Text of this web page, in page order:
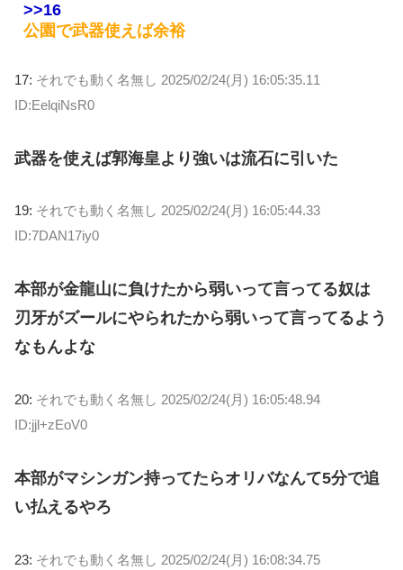
>>16
公園で武器使えば余裕
17: それでも動く名無し 2025/02/24(月) 16:05:35.11
ID:EelqiNsR0
武器を使えば郭海皇より強いは流石に引いた
19: それでも動く名無し 2025/02/24(月) 16:05:44.33
ID:7DAN17iy0
本部が金龍山に負けたから弱いって言ってる奴は
刃牙がズールにやられたから弱いって言ってるよう
なもんよな
20: それでも動く名無し 2025/02/24(月) 16:05:48.94
ID:jjl+zEoV0
本部がマシンガン持ってたらオリバなんて5分で追
い払えるやろ
23: それでも動く名無し 2025/02/24(月) 16:08:34.75